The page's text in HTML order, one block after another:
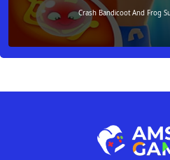
Crash Bandicoot And Frog